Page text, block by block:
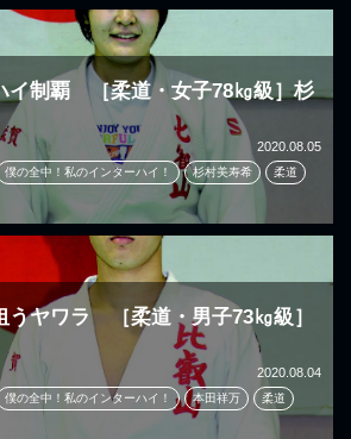
イ制覇 ［柔道・女子78㎏級］杉
2020.08.05
僕の全中！私のインターハイ！ 杉村美寿希 柔道
うヤワラ ［柔道・男子73㎏級］
2020.08.04
僕の全中！私のインターハイ！ 本田祥万 柔道